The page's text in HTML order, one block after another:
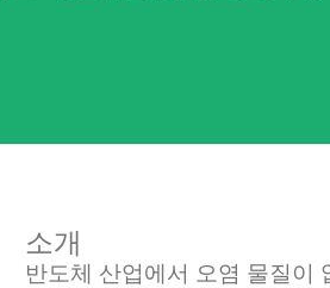
소개
반도체 산업에서 오염 물질이